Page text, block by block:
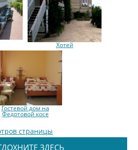
Хотей
Гостевой дом на
Федотовой косе
страницы
ЗДЕСЬ